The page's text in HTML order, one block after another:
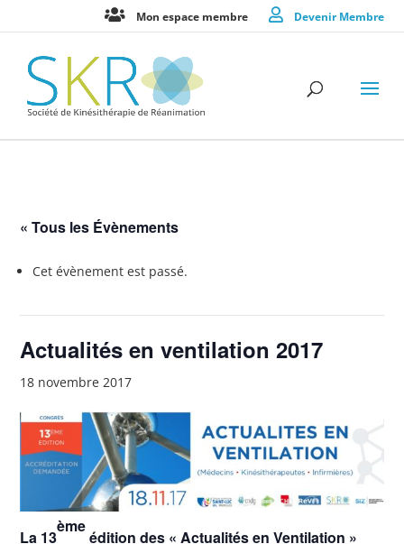
Mon espace membre Devenir Membre
« Tous les Évènements
Cet évènement est passé.
Actualités en ventilation 2017
18 novembre 2017
La 13
ème
édition des « Actualités en Ventilation »